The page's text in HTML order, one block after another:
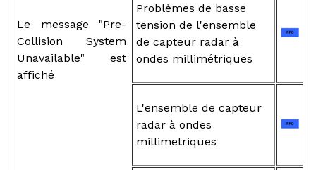
Le message "Pre-
Collision System
Unavailable" est
affiché
Problèmes de basse
tension de l'ensemble
de capteur radar à
ondes millimétriques
L'ensemble de capteur
radar à ondes
millimetriques